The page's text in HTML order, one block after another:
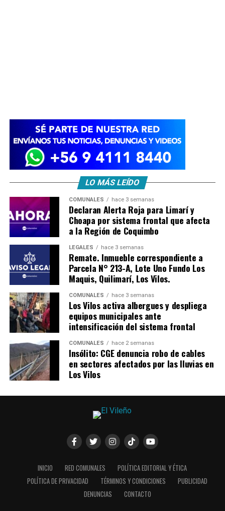
LO MÁS LEÍDO
COMUNALES hace 3 semanas
Declaran Alerta Roja para Limarí y
Choapa por sistema frontal que afecta
a la Región de Coquimbo
LEGALES hace 3 semanas
Remate. Inmueble correspondiente a
Parcela N° 213-A, Lote Uno Fundo Los
Maquis, Quilimarí, Los Vilos.
COMUNALES hace 3 semanas
Los Vilos activa albergues y despliega
equipos municipales ante
intensificación del sistema frontal
COMUNALES hace 2 semanas
Insólito: CGE denuncia robo de cables
en sectores afectados por las lluvias en
Los Vilos
INICIO RED COMUNALES
POLÍTICA EDITORIAL Y ÉTICA
POLÍTICA DE PRIVACIDAD
TÉRMINOS Y CONDICIONES
PUBLICIDAD
DENUNCIAS
CONTACTO